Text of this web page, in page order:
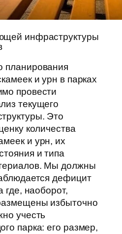
инфраструктуры
планирования
и урн в парках
провести
текущего
Это
количества
и урн, их
и типа
Мы должны
дефицит
где, наоборот,
избыточно
учесть
парка: его размер,